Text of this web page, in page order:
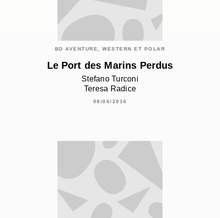
BD AVENTURE, WESTERN ET POLAR
Le Port des Marins Perdus
Stefano Turconi
Teresa Radice
08/06/2016